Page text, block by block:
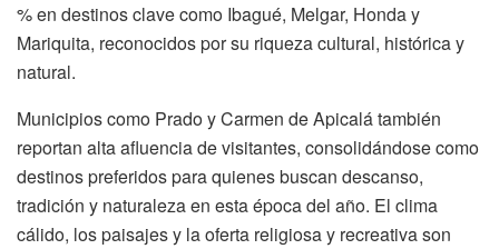
% en destinos clave como Ibagué, Melgar, Honda y
Mariquita, reconocidos por su riqueza cultural, histórica y
natural.
Municipios como Prado y Carmen de Apicalá también
reportan alta afluencia de visitantes, consolidándose como
destinos preferidos para quienes buscan descanso,
tradición y naturaleza en esta época del año. El clima
cálido, los paisajes y la oferta religiosa y recreativa son